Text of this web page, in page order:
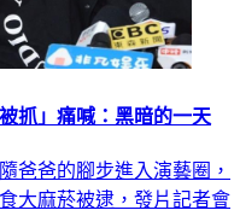
抓」痛喊：黑暗的一天
爸爸的腳步進入演藝圈，
大麻菸被逮，發片記者會